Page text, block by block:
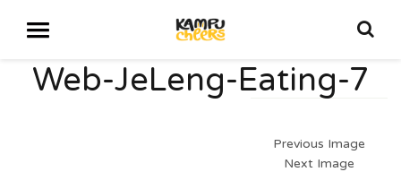
Web-JeLeng-Eating-7
Previous Image
Next Image